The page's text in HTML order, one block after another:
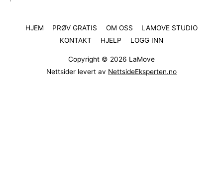
HJEM PRØV GRATIS OM OSS
LAMOVE STUDIO
KONTAKT
HJELP LOGG INN
Copyright © 2026 LaMove
Nettsider levert av NettsideEksperten.no